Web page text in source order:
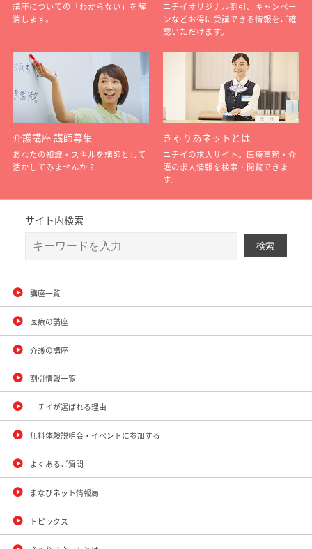
講座についての「わからない」を解
消します。
ニチイオリジナル割引、キャンペー
ンなどお得に受講できる情報をご確
認いただけます。
介護講座 講師募集
あなたの知識・スキルを講師として
活かしてみませんか？
きゃりあネットとは
ニチイの求人サイト。医療事務・介
護の求人情報を検索・閲覧できま
す。
サイト内検索
講座一覧
医療の講座
介護の講座
割引情報一覧
ニチイが選ばれる理由
無料体験説明会・イベントに参加する
よくあるご質問
まなびネット情報局
トピックス